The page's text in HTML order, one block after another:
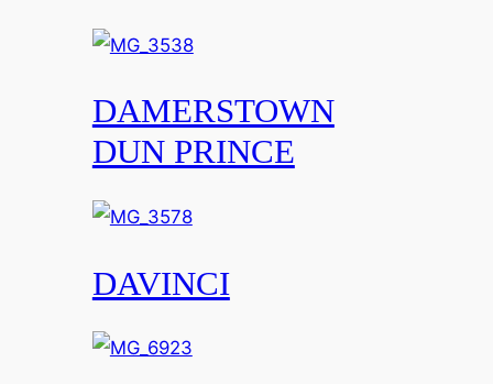
DAMERSTOWN
DUN PRINCE
DAVINCI